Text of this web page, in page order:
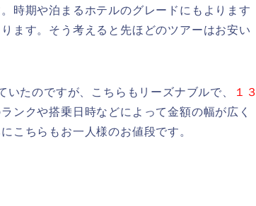
時期や泊まるホテルのグレードにもよります
ります。そう考えると先ほどのツアーはお安い
たのですが、こちらもリーズナブルで、
１３
ンクや搭乗日時などによって金額の幅が広く
こちらもお一人様のお値段です。